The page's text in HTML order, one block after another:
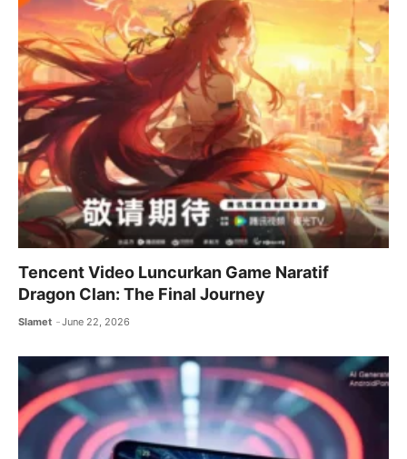
Tencent Video Luncurkan Game Naratif
Dragon Clan: The Final Journey
Slamet June 22, 2026